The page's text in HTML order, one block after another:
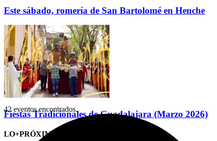
Este sábado, romería de San Bartolomé en Henche
Fiestas Tradicionales de Guadalajara (Marzo 2026)
LO+PRÓXIMO (CITAS)
42 eventos encontrados.